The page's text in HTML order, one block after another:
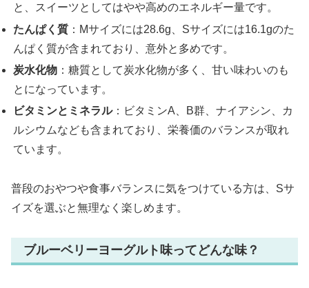
と、スイーツとしてはやや高めのエネルギー量です。
たんぱく質 ：Mサイズには28.6g、Sサイズには16.1gのた
んぱく質が含まれており、意外と多めです。
炭水化物 ：糖質として炭水化物が多く、甘い味わいのも
とになっています。
ビタミンとミネラル：ビタミンA、B群、ナイアシン、カ
ルシウムなども含まれており、栄養価のバランスが取れ
ています。
普段のおやつや食事バランスに気をつけている方は、Sサ
イズを選ぶと無理なく楽しめます。
ブルーベリーヨーグルト味ってどんな味？